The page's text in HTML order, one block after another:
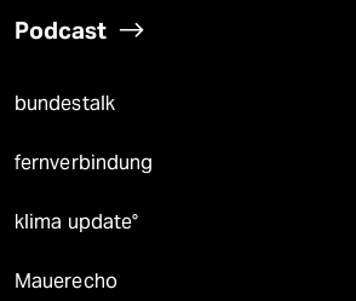
Podcast
bundestalk
fernverbindung
klima update°
Mauerecho